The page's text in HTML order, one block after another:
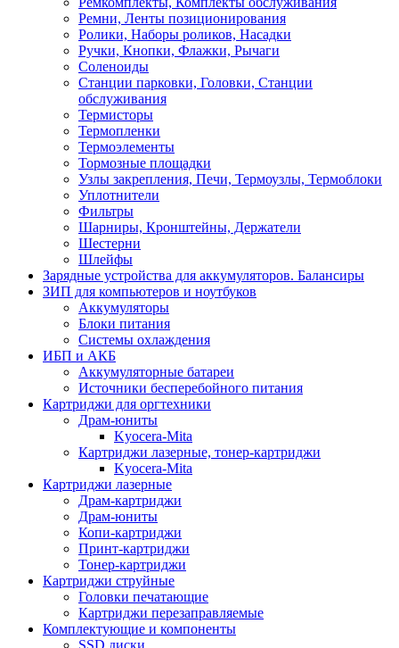
Ремни, Ленты позиционирования
Ролики, Наборы роликов, Насадки
Ручки, Кнопки, Флажки, Рычаги
Соленоиды
Станции парковки, Головки, Станции
обслуживания
Термисторы
Термопленки
Термоэлементы
Тормозные площадки
Узлы закрепления, Печи, Термоузлы, Термоблоки
Уплотнители
Фильтры
Шарниры, Кронштейны, Держатели
Шестерни
Шлейфы
Зарядные устройства для аккумуляторов. Балансиры
ЗИП для компьютеров и ноутбуков
Аккумуляторы
Блоки питания
Системы охлаждения
ИБП и АКБ
Аккумуляторные батареи
Источники бесперебойного питания
Картриджи для оргтехники
Драм-юниты
Kyocera-Mita
Картриджи лазерные, тонер-картриджи
Kyocera-Mita
Картриджи лазерные
Драм-картриджи
Драм-юниты
Копи-картриджи
Принт-картриджи
Тонер-картриджи
Картриджи струйные
Головки печатающие
Картриджи перезаправляемые
Комплектующие и компоненты
SSD диски